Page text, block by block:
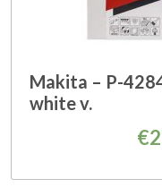
Makita – P-
white v.
€